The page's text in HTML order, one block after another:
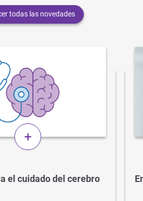
todas las novedades
+
el cuidado del cerebro